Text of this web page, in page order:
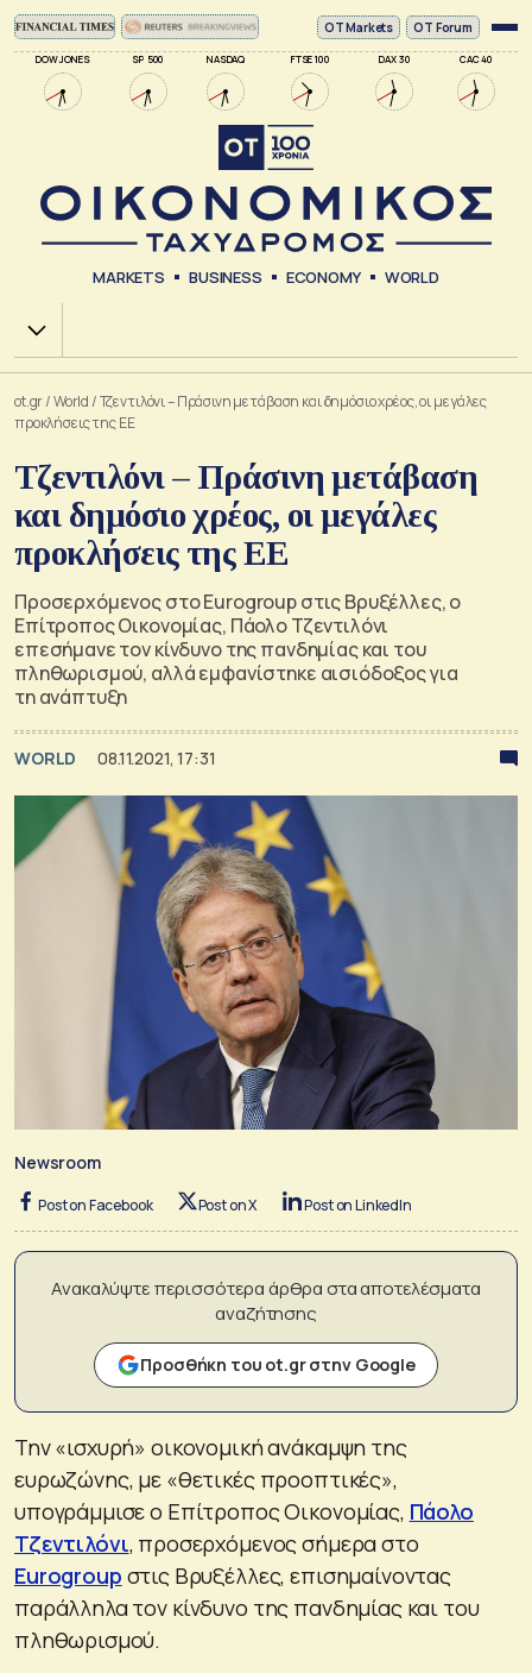
DOW JONES SP 500 NASDAQ FTSE 100 DAX 30 CAC 40
ΟΤ Markets OT Forum
MARKETS BUSINESS ECONOMY WORLD
Χ.Α.
ot.gr/World /Τζεντιλόνι – Πράσινη μετάβαση και δημόσιο χρέος, οι μεγάλες
προκλήσεις της ΕΕ
Τζεντιλόνι – Πράσινη μετάβαση
και δημόσιο χρέος, οι μεγάλες
προκλήσεις της ΕΕ
Προσερχόμενος στο Eurogroup στις Βρυξέλλες, ο
Επίτροπος Οικονομίας, Πάολο Τζεντιλόνι
επεσήμανε τον κίνδυνο της πανδημίας και του
πληθωρισμού, αλλά εμφανίστηκε αισιόδοξος για
τη ανάπτυξη
WORLD 08.11.2021, 17:31
Newsroom
Post on Facebook Post on X Post on LinkedIn
Ανακαλύψτε περισσότερα άρθρα στα αποτελέσματα
αναζήτησης
Προσθήκη του ot.gr στην Google
Την «ισχυρή» οικονομική ανάκαμψη της
ευρωζώνης, με «θετικές προοπτικές»,
υπογράμμισε ο Επίτροπος Οικονομίας, Πάολο
Τζεντιλόνι, προσερχόμενος σήμερα στο
Eurogroup στις Βρυξέλλες, επισημαίνοντας
παράλληλα τον κίνδυνο της πανδημίας και του
πληθωρισμού.